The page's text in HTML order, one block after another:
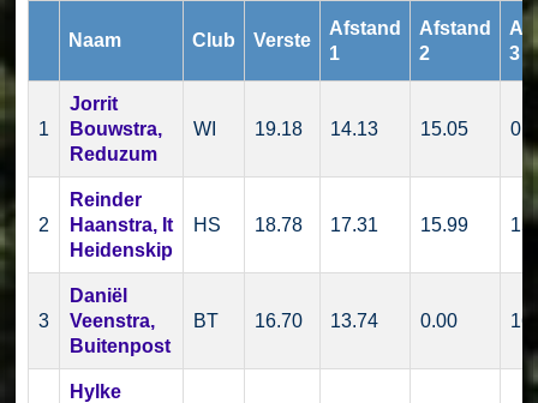
Naam Club Verste
Afstand
1
Afstand
2
3
1
Jorrit
Bouwstra,
Reduzum
WI 19.18 14.13 15.05
2
Reinder
Haanstra, It
Heidenskip
HS 18.78 17.31 15.99
3
Daniël
Veenstra,
Buitenpost
BT 16.70 13.74 0.00
Hylke